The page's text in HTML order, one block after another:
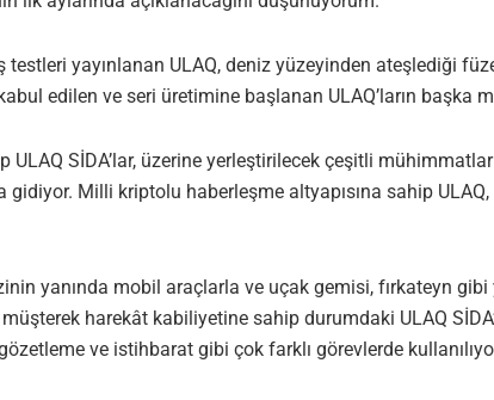
testleri yayınlanan ULAQ, deniz yüzeyinden ateşlediği
edilen ve seri üretimine başlanan ULAQ’ların başka
SİDA’lar, üzerine yerleştirilecek çeşitli
gidiyor. Milli kriptolu haberleşme altyapısına sahip
yanında mobil araçlarla ve uçak gemisi, fırkateyn
müşterek harekât kabiliyetine sahip durumdaki ULAQ
ve istihbarat gibi çok farklı görevlerde